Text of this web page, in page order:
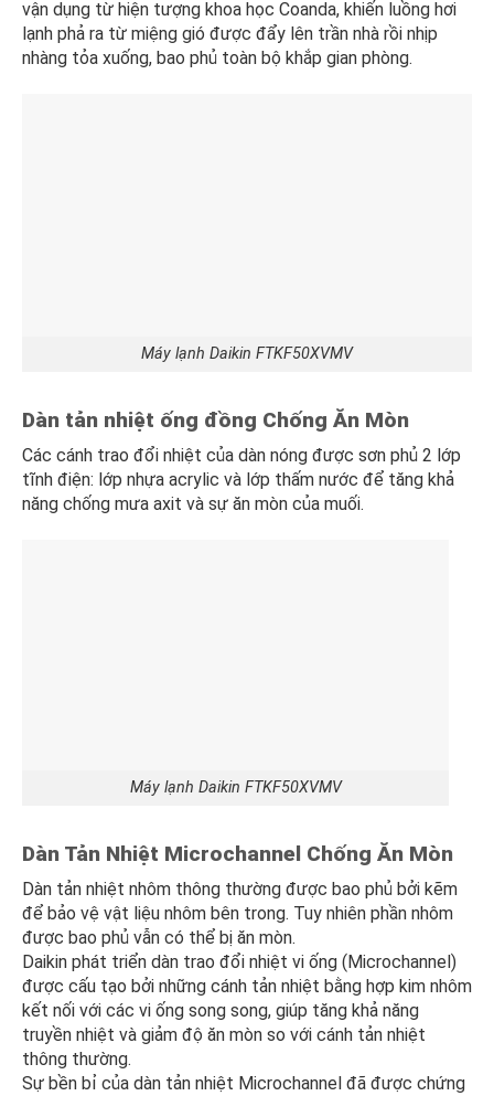
vận dụng từ hiện tượng khoa học Coanda, khiến luồng hơi
lạnh phả ra từ miệng gió được đẩy lên trần nhà rồi nhịp
nhàng tỏa xuống, bao phủ toàn bộ khắp gian phòng.
Máy lạnh Daikin FTKF50XVMV
Dàn tản nhiệt ống đồng Chống Ăn Mòn
Các cánh trao đổi nhiệt của dàn nóng được sơn phủ 2 lớp
tĩnh điện: lớp nhựa acrylic và lớp thấm nước để tăng khả
năng chống mưa axit và sự ăn mòn của muối.
Máy lạnh Daikin FTKF50XVMV
Dàn Tản Nhiệt Microchannel Chống Ăn Mòn
Dàn tản nhiệt nhôm thông thường được bao phủ bởi kẽm
để bảo vệ vật liệu nhôm bên trong. Tuy nhiên phần nhôm
được bao phủ vẫn có thể bị ăn mòn.
Daikin phát triển dàn trao đổi nhiệt vi ống (Microchannel)
được cấu tạo bởi những cánh tản nhiệt bằng hợp kim nhôm
kết nối với các vi ống song song, giúp tăng khả năng
truyền nhiệt và giảm độ ăn mòn so với cánh tản nhiệt
thông thường.
Sự bền bỉ của dàn tản nhiệt Microchannel đã được chứng